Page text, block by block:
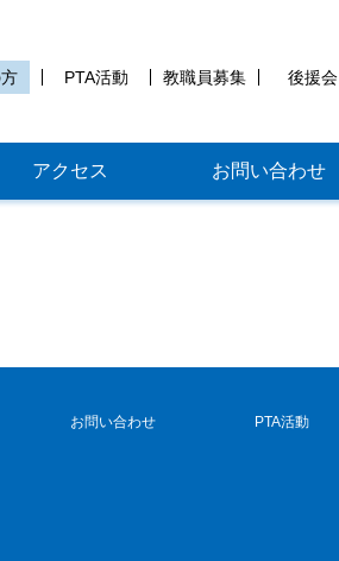
PTA活動 教職員募集 後援会
アクセス お問い合わせ
お問い合わせ PTA活動